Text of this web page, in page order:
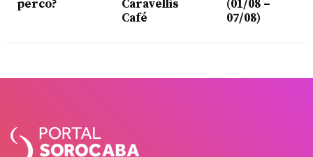
perco?
Caravellis
Café
(01/08 –
07/08)